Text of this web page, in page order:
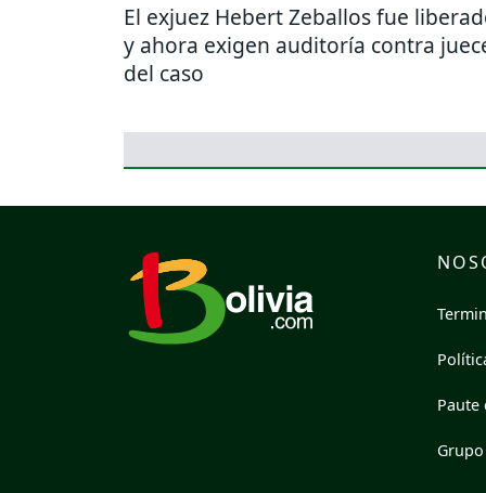
El exjuez Hebert Zeballos fue
y ahora exigen auditoría contra
del caso
Paute